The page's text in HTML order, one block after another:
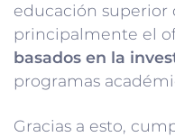
educación superior
principalmente el
basados en la
programas
Gracias a esto,